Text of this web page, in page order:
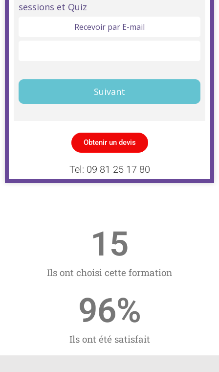
CACES®
A
sessions et Quiz
Recevoir par E-mail
Suivant
Obtenir un devis
Tel: 09 81 25 17 80
Ils ont choisi cette formation
15
Ils ont été satisfait
96%